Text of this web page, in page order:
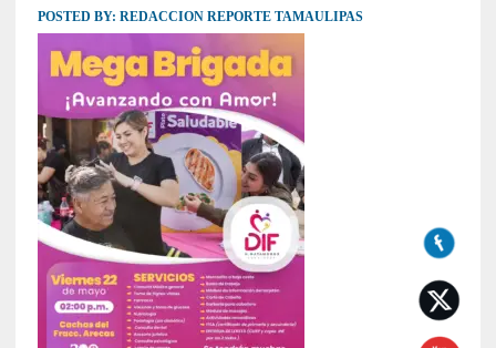
POSTED BY: REDACCION REPORTE TAMAULIPAS